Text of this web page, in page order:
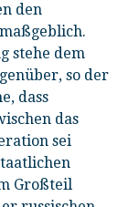
den
stehe dem
so der
dass
das
sei
Großteil